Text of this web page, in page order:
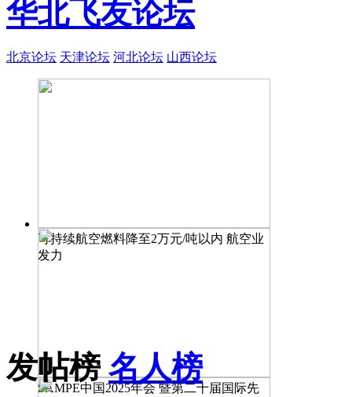
华北飞友论坛
北京论坛 天津论坛 河北论坛 山西论坛
可持续航空燃料降至2万元/吨以内 航空业
发力
SAMPE中国2025年会 暨第二十届国际先
发帖榜 名人榜